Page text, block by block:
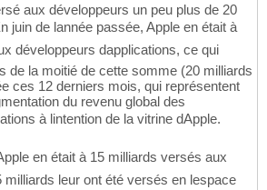
aux développeurs un peu plus de 20
juin de lannée passée, Apple en était à
développeurs dapplications, ce qui
de la moitié de cette somme (20 milliards
ces 12 derniers mois, qui représentent
du revenu global des
à lintention de la vitrine dApple.
en était à 15 milliards versés aux
leur ont été versés en lespace